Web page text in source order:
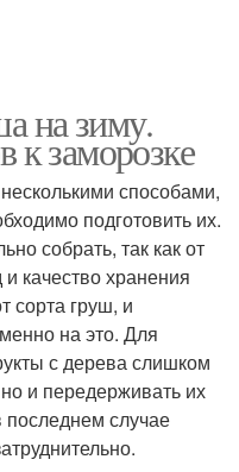
на зиму.
к заморозке
способами,
подготовить их.
собрать, так как от
качество хранения
сорта груш, и
на это. Для
с дерева слишком
и передерживать их
последнем случае